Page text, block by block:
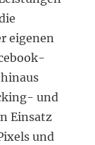
eigenen
und
Einsatz
und